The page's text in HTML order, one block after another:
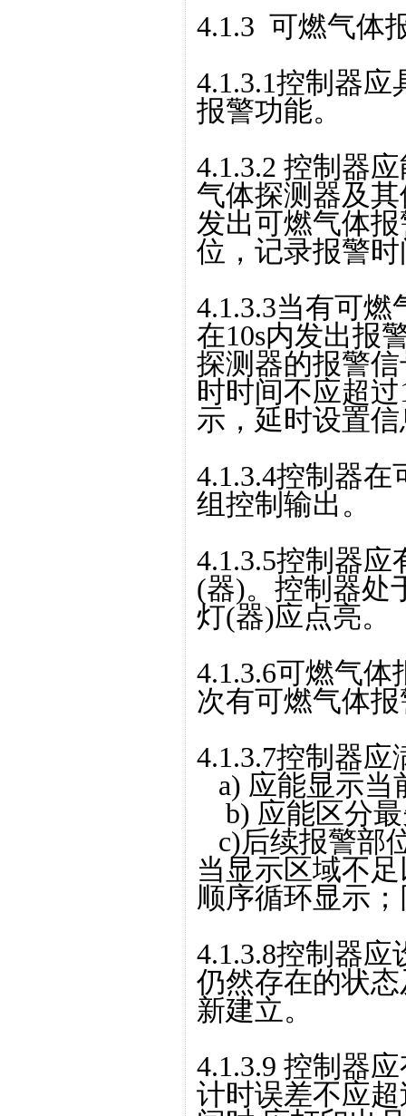
4.1.3 可燃气体
4.1.3.1控制器
报警功能。
4.1.3.2 控制器
气体探测器及
发出可燃气体
位，记录报警
4.1.3.3当有可
在10s内发出报
探测器的报警
时时间不应超
示，延时设置
4.1.3.4控制器
组控制输出。
4.1.3.5控制器
(器)。控制器处
灯(器)应点亮。
4.1.3.6可燃气
次有可燃气体
4.1.3.7控制器
a) 应能显示当
b) 应能区分
c)后续报警部
当显示区域不
顺序循环显示
4.1.3.8控制器
仍然存在的状
新建立。
4.1.3.9 控制器
计时误差不应